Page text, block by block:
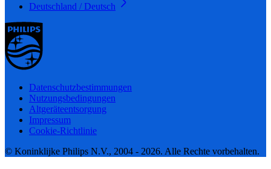
Deutschland / Deutsch
Datenschutzbestimmungen
Nutzungsbedingungen
Altgeräteentsorgung
Impressum
Cookie-Richtlinie
© Koninklijke Philips N.V., 2004 - 2026. Alle Rechte vorbehalten.